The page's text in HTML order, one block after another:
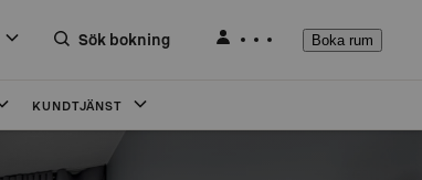
Sök bokning Boka rum
KUNDTJÄNST